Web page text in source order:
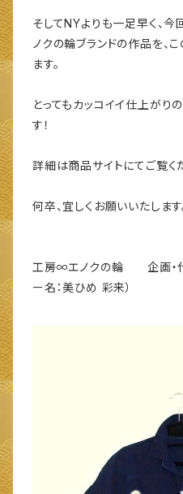
そしてNYよりも一足早く、
ノクの輪ブランドの作品を、
ます。
とってもカッコイイ仕上がり
す！
詳細は商品サイトにてご覧く
何卒、宜しくお願いいたします
工房∞エノクの輪 企画・
ー名：美ひめ 彩来）